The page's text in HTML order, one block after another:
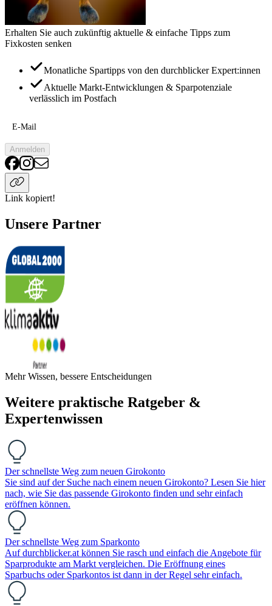
Erhalten Sie auch zukünftig aktuelle & einfache Tipps zum
Fixkosten senken
Monatliche Spartipps von den durchblicker Expert:innen
Aktuelle Markt-Entwicklungen & Sparpotenziale
verlässlich im Postfach
E-Mail
Anmelden
Link kopiert!
Unsere Partner
Mehr Wissen, bessere Entscheidungen
Weitere praktische Ratgeber &
Expertenwissen
Der schnellste Weg zum neuen Girokonto
Sie sind auf der Suche nach einem neuen Girokonto? Lesen Sie hier
nach, wie Sie das passende Girokonto finden und sehr einfach
eröffnen können.
Der schnellste Weg zum Sparkonto
Auf durchblicker.at können Sie rasch und einfach die Angebote für
Sparprodukte am Markt vergleichen. Die Eröffnung eines
Sparbuchs oder Sparkontos ist dann in der Regel sehr einfach.